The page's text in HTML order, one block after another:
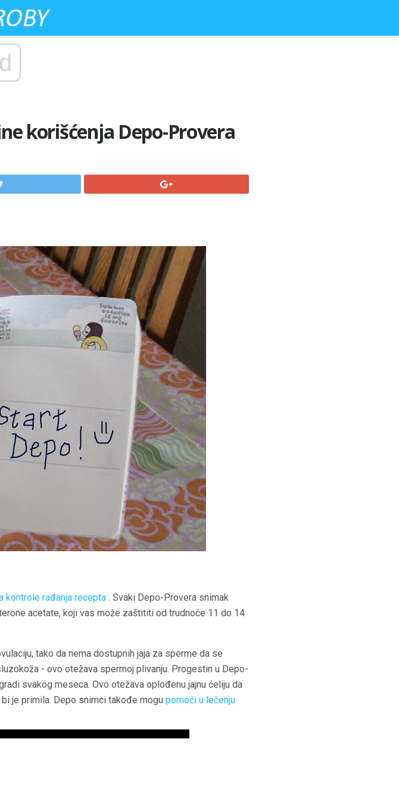
korišćenja Depo-Provera
kontrole rađanja recepta . Svaki Depo-Provera snimak
acetate, koji vas može zaštititi od trudnoće 11 do 14
tako da nema dostupnih jaja za sperme da se
- ovo otežava spermoj plivanju. Progestin u Depo-
svakog meseca. Ovo otežava oplođenu jajnu ćeliju da
je primila. Depo snimci takođe mogu pomoći u lečenju